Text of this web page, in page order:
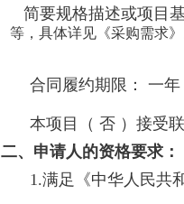
简要规格描述或项目
等，具体详见《采购需求》
合同履约期限： 一年
本项目（ 否 ）接受
二、申请人的资格要求：
1.满足《中华人民共